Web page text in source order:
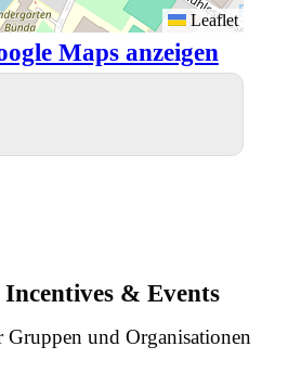
Leaflet
Maps anzeigen
Incentives & Events
Gruppen und Organisationen